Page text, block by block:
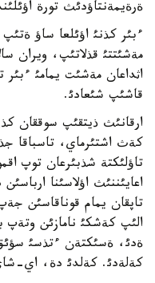
ةرةيمةنتاؤدئث تورة
ءبئر كذنئ اؤئلعا ساؤ
مةشئتتئ قذلاتئپ، ويران
اثداعان مةشئت يمامئ ءبئر
قاشئپ شئعادئ.
ارقانئث ذيتقئپ سوققان
كةث اشتئرماي، تاسباقا
تاؤلئكتة شذبئرعان توپ
اعايئننئث اؤلاسئنا
تاپقان يمام قوناقاسئن
الئپ كةشكئ نامازئن وتةپ
ةدئ، ةسئكتةن ءتذسئ سؤئق
كةلةدئ. كةلدئ دة، اي-